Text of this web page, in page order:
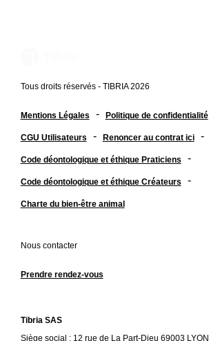
Tous droits réservés - TIBRIA 2026
Mentions Légales - Politique de confidentialité
CGU Utilisateurs - Renoncer au contrat ici -
Code déontologique et éthique Praticiens -
Code déontologique et éthique Créateurs -
Charte du bien-être animal
Nous contacter
Prendre rendez-vous
Tibria SAS
Siège social : 12 rue de La Part-Dieu 69003 LYON